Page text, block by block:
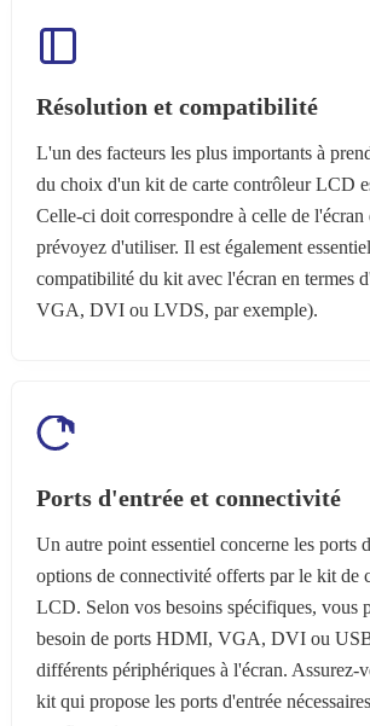
Résolution et compatibilité
L'un des facteurs les plus importants à
du choix d'un kit de carte contrôleur LCD
Celle-ci doit correspondre à celle de l'écran
prévoyez d'utiliser. Il est également
compatibilité du kit avec l'écran en termes
VGA, DVI ou LVDS, par exemple).
Ports d'entrée et connectivité
Un autre point essentiel concerne les ports
options de connectivité offerts par le kit de
LCD. Selon vos besoins spécifiques, vous
besoin de ports HDMI, VGA, DVI ou
différents périphériques à l'écran. Assurez-
kit qui propose les ports d'entrée